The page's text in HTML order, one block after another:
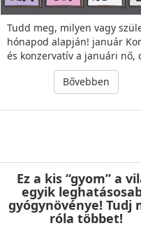
Tudd meg, milyen vagy
hónapod alapján! január
és konzervatív a januári nő,
Bővebben
Ez a kis “gyom” a
egyik
gyógynövénye! Tudj
róla többet!